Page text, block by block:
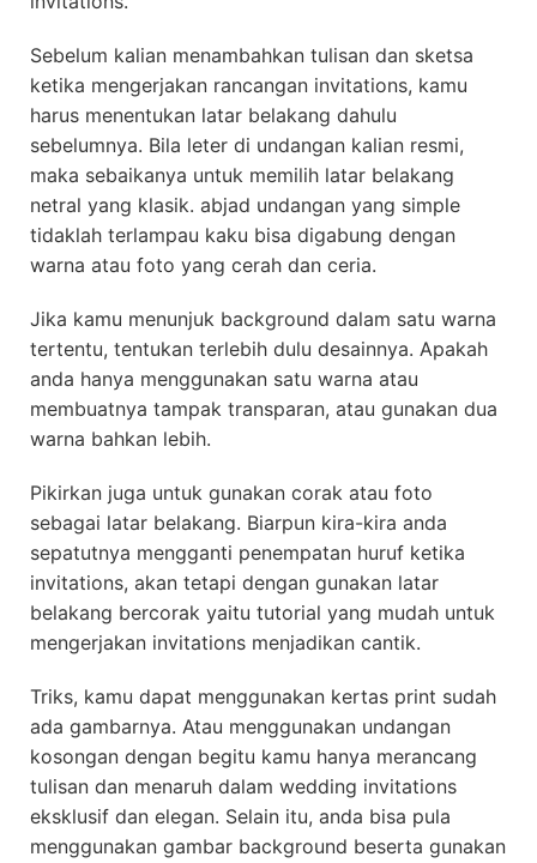
Sebelum kalian menambahkan tulisan dan sketsa
ketika mengerjakan rancangan invitations, kamu
harus menentukan latar belakang dahulu
sebelumnya. Bila leter di undangan kalian resmi,
maka sebaikanya untuk memilih latar belakang
netral yang klasik. abjad undangan yang simple
tidaklah terlampau kaku bisa digabung dengan
warna atau foto yang cerah dan ceria.
Jika kamu menunjuk background dalam satu warna
tertentu, tentukan terlebih dulu desainnya. Apakah
anda hanya menggunakan satu warna atau
membuatnya tampak transparan, atau gunakan dua
warna bahkan lebih.
Pikirkan juga untuk gunakan corak atau foto
sebagai latar belakang. Biarpun kira-kira anda
sepatutnya mengganti penempatan huruf ketika
invitations, akan tetapi dengan gunakan latar
belakang bercorak yaitu tutorial yang mudah untuk
mengerjakan invitations menjadikan cantik.
Triks, kamu dapat menggunakan kertas print sudah
ada gambarnya. Atau menggunakan undangan
kosongan dengan begitu kamu hanya merancang
tulisan dan menaruh dalam wedding invitations
eksklusif dan elegan. Selain itu, anda bisa pula
menggunakan gambar background beserta gunakan